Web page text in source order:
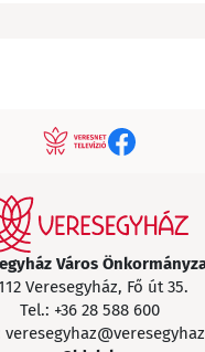
Város
Veresegyház, Fő út 35.
Tel.: +36 28 588 600